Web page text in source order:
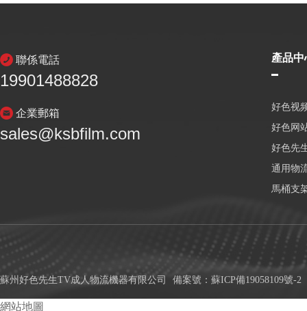
聯係電話
19901488828
企業郵箱
sales@ksbfilm.com
產品中
好色视
好色网
好色先
通用物
馬桶支
蘇州好色先生TV成人物流機器有限公司 備案號： 蘇ICP備19058109號-2
網站地圖